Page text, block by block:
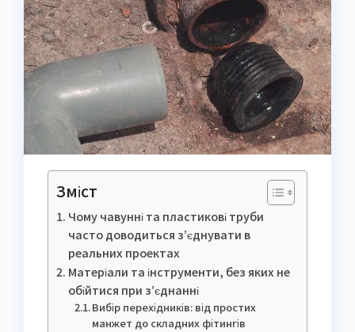
Зміст
Чому чавунні та пластикові труби
часто доводиться з’єднувати в
реальних проектах
Матеріали та інструменти, без яких не
обійтися при з’єднанні
Вибір перехідників: від простих
манжет до складних фітингів